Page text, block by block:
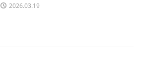
2026.03.19